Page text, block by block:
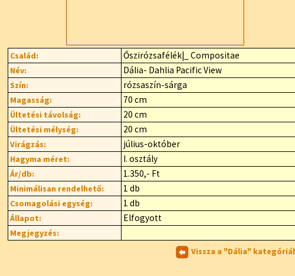
Család: Őszirózsafélék|_ Compositae
Név: Dália- Dahlia Pacific View
Szín: rózsaszín-sárga
Magasság: 70 cm
Ültetési távolság: 20 cm
Ültetési mélység: 20 cm
Virágzás: július-október
Hagyma méret: I. osztály
Ár/db: 1.350,- Ft
Minimálisan rendelhető: 1 db
Csomagolási egység: 1 db
Állapot: Elfogyott
Megjegyzés:
Vissza a "Dália"